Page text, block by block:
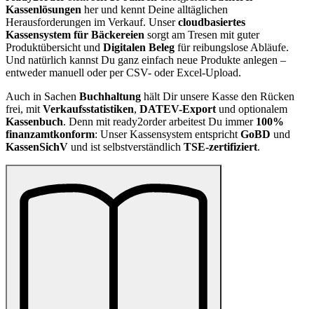
Kassenlösungen her und kennt Deine alltäglichen
Herausforderungen im Verkauf. Unsercloudbasiertes
Kassensystem für Bäckereien sorgt am Tresen mit guter
Produktübersicht und Digitalen Beleg für reibungslose Abläufe.
Und natürlich kannst Du ganz einfach neue Produkte anlegen –
entweder manuell oder per CSV- oder Excel-Upload.
Auch in Sachen Buchhaltung hält Dir unsere Kasse den Rücken
frei, mit Verkaufsstatistiken, DATEV-Export und optionalem
Kassenbuch. Denn mit ready2order arbeitest Du immer 100%
finanzamtkonform: Unser Kassensystem entspricht GoBD und
KassenSichV und ist selbstverständlich TSE-zertifiziert.